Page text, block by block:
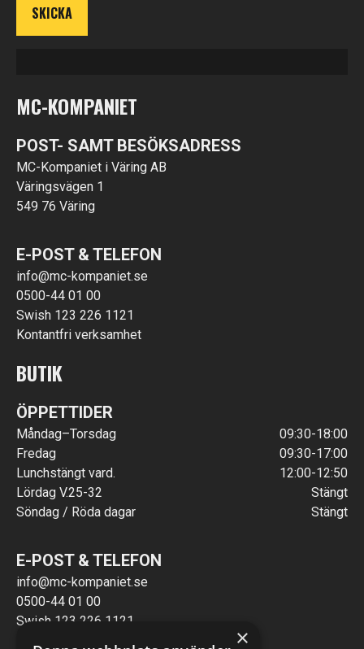
MC-KOMPANIET
POST- SAMT BESÖKSADRESS
MC-Kompaniet i Väring AB
Väringsvägen 1
549 76 Väring
E-POST & TELEFON
info@mc-kompaniet.se
0500-44 01 00
Swish 123 226 1121
Kontantfri verksamhet
BUTIK
ÖPPETTIDER
Måndag–Torsdag
09:30-18:00
Fredag
09:30-17:00
Lunchstängt vard.
12:00-12:50
Lördag V.25-32
Stängt
Söndag / Röda dagar
Stängt
E-POST & TELEFON
info@mc-kompaniet.se
0500-44 01 00
Swish 123 226 1121
×